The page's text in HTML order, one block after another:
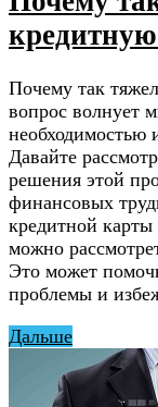
Почему так
вопрос волнует
необходимостью
Давайте
решения этой
финансовых
кредитной
можно
Это может
проблемы и
Дальше